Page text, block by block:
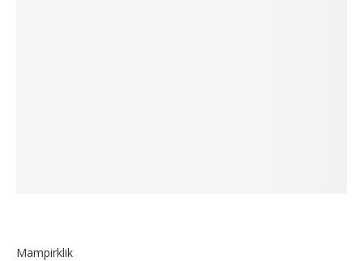
Mampirklik